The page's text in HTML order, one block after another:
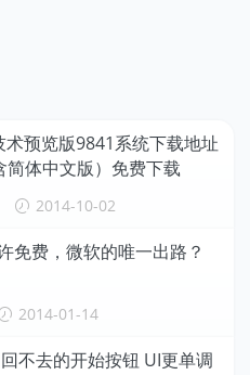
预览版9841系统下载地址
简体中文版）免费下载
2014-10-02
免费，微软的唯一出路？
2014-01-14
不去的开始按钮 UI更单调